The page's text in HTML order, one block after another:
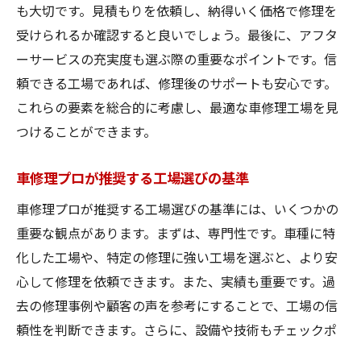
も大切です。見積もりを依頼し、納得いく価格で修理を
受けられるか確認すると良いでしょう。最後に、アフタ
ーサービスの充実度も選ぶ際の重要なポイントです。信
頼できる工場であれば、修理後のサポートも安心です。
これらの要素を総合的に考慮し、最適な車修理工場を見
つけることができます。
車修理プロが推奨する工場選びの基準
車修理プロが推奨する工場選びの基準には、いくつかの
重要な観点があります。まずは、専門性です。車種に特
化した工場や、特定の修理に強い工場を選ぶと、より安
心して修理を依頼できます。また、実績も重要です。過
去の修理事例や顧客の声を参考にすることで、工場の信
頼性を判断できます。さらに、設備や技術もチェックポ